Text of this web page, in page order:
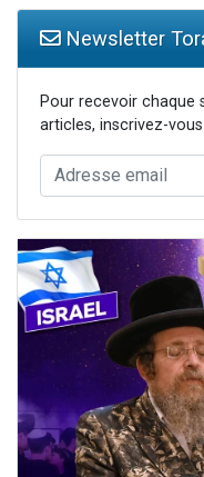
Newsletter
Pour recevoir chaque
articles, inscrivez-